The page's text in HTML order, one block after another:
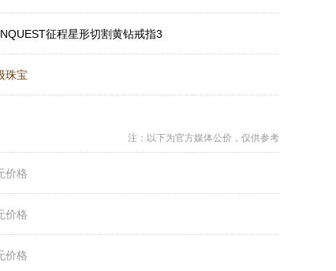
征程星形切割黄钻戒指3
珠宝
注：以下为官方媒体公价，仅供参考
价格
价格
价格